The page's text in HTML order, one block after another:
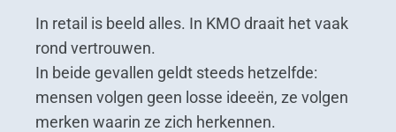
In retail is beeld alles. In KMO draait het vaak
rond vertrouwen.
In beide gevallen geldt steeds hetzelfde:
mensen volgen geen losse ideeën, ze volgen
merken waarin ze zich herkennen.